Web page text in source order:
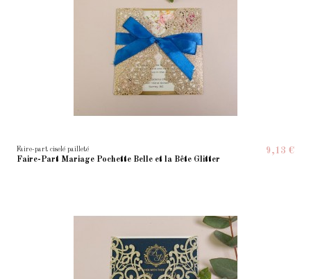
Faire-part ciselé pailleté
Faire-Part Mariage Pochette Belle et la Bête Glitter
9,13 €